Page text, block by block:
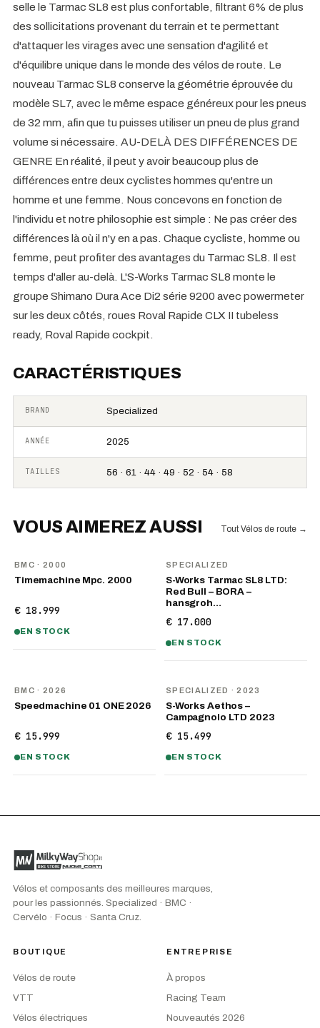
selle le Tarmac SL8 est plus confortable, filtrant 6% de plus
des sollicitations provenant du terrain et te permettant
d'attaquer les virages avec une sensation d'agilité et
d'équilibre unique dans le monde des vélos de route. Le
nouveau Tarmac SL8 conserve la géométrie éprouvée du
modèle SL7, avec le même espace généreux pour les pneus
de 32 mm, afin que tu puisses utiliser un pneu de plus grand
volume si nécessaire. AU-DELÀ DES DIFFÉRENCES DE
GENRE En réalité, il peut y avoir beaucoup plus de
différences entre deux cyclistes hommes qu'entre un
homme et une femme. Nous concevons en fonction de
l'individu et notre philosophie est simple : Ne pas créer des
différences là où il n'y en a pas. Chaque cycliste, homme ou
femme, peut profiter des avantages du Tarmac SL8. Il est
temps d'aller au-delà. L'S-Works Tarmac SL8 monte le
groupe Shimano Dura Ace Di2 série 9200 avec powermeter
sur les deux côtés, roues Roval Rapide CLX II tubeless
ready, Roval Rapide cockpit.
CARACTÉRISTIQUES
BRAND Specialized
ANNÉE 2025
TAILLES 56 · 61 · 44 · 49 · 52 · 54 · 58
VOUS AIMEREZ AUSSI Tout Vélos de route →
BMC · 2000
Timemachine Mpc. 2000
€ 18.999
EN STOCK
SPECIALIZED
S-Works Tarmac SL8 LTD:
Red Bull – BORA –
hansgroh…
€ 17.000
EN STOCK
BMC · 2026
Speedmachine 01 ONE 2026
€ 15.999
EN STOCK
SPECIALIZED · 2023
S-Works Aethos –
Campagnolo LTD 2023
€ 15.499
EN STOCK
Vélos et composants des meilleures marques,
pour les passionnés. Specialized · BMC ·
Cervélo · Focus · Santa Cruz.
BOUTIQUE
Vélos de route
VTT
Vélos électriques
ENTREPRISE
À propos
Racing Team
Nouveautés 2026